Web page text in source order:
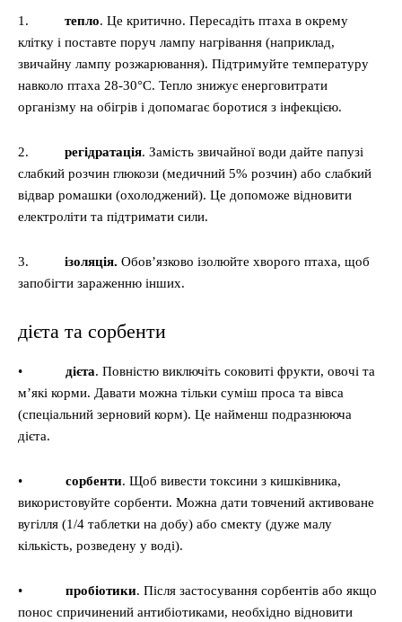
1. тепло. Це критично. Пересадіть птаха в окрему
клітку і поставте поруч лампу нагрівання (наприклад,
звичайну лампу розжарювання). Підтримуйте температуру
навколо птаха 28-30°C. Тепло знижує енерговитрати
організму на обігрів і допомагає боротися з інфекцією.
2. регідратація. Замість звичайної води дайте папузі
слабкий розчин глюкози (медичний 5% розчин) або слабкий
відвар ромашки (охолоджений). Це допоможе відновити
електроліти та підтримати сили.
3. ізоляція. Обов’язково ізолюйте хворого птаха, щоб
запобігти зараженню інших.
дієта та сорбенти
• дієта. Повністю виключіть соковиті фрукти, овочі та
м’які корми. Давати можна тільки суміш проса та вівса
(спеціальний зерновий корм). Це найменш подразнююча
дієта.
• сорбенти. Щоб вивести токсини з кишківника,
використовуйте сорбенти. Можна дати товчений активоване
вугілля (1/4 таблетки на добу) або смекту (дуже малу
кількість, розведену у воді).
• пробіотики. Після застосування сорбентів або якщо
понос спричинений антибіотиками, необхідно відновити